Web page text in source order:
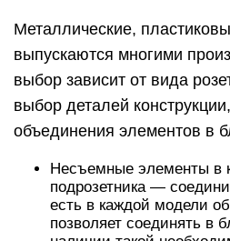
Металлические,
выпускаются многими
выбор зависит от вида
выбор деталей
объединения элементов в
Несъемные элементы в
подрозетника —
есть в каждой модели
позволяет соединять в